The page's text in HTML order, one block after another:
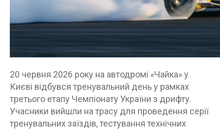
20 червня 2026 року на автодромі «Чайка» у
Києві відбувся тренувальний день у рамках
третього етапу Чемпіонату України з дрифту.
Учасники вийшли на трасу для проведення серії
тренувальних заїздів, тестування технічних